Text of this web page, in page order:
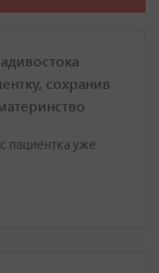
сохранив
пациентка уже